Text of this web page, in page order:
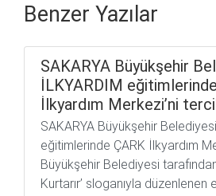
Benzer Yazılar
SAKARYA Büyükşehir
İLKYARDIM
İlkyardım Merkezi’ni
SAKARYA Büyükşehir
eğitimlerinde ÇARK İlkyardım
Büyükşehir Belediyesi
Kurtarır’ sloganıyla